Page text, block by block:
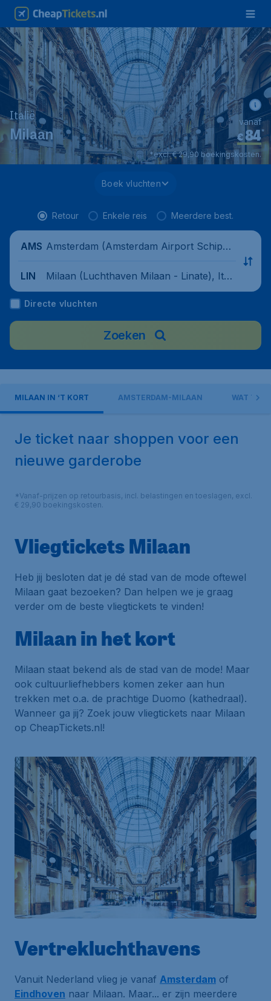
Italië
Milaan €84*
vanaf
*excl. € 29,90 boekingskosten.
Boek vluchten
Retour Enkele reis Meerdere best.
AMS Amsterdam (Amsterdam Airport Schipho
LIN
Milaan (Luchthaven Milaan - Linate), Itali
ë
Directe vluchten
Zoeken
MILAAN IN ‘T KORT AMSTERDAM-MILAAN WAT TE
Je ticket naar shoppen voor een
nieuwe garderobe
*Vanaf-prijzen op retourbasis, incl. belastingen en toeslagen, excl.
€ 29,90 boekingskosten.
Vliegtickets Milaan
Heb jij besloten dat je dé stad van de mode oftewel
Milaan gaat bezoeken? Dan helpen we je graag
verder om de beste vliegtickets te vinden!
Milaan in het kort
Milaan staat bekend als de stad van de mode! Maar
ook cultuurliefhebbers komen zeker aan hun
trekken met o.a. de prachtige Duomo (kathedraal).
Wanneer ga jij? Zoek jouw vliegtickets naar Milaan
op CheapTickets.nl!
Vertrekluchthavens
Vanuit Nederland vlieg je vanaf Amsterdam of
Eindhoven naar Milaan. Maar... er zijn meerdere